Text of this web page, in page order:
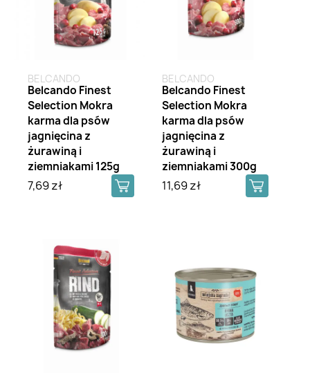
BELCANDO
Belcando Finest
Selection Mokra
karma dla psów
jagnięcina z
żurawiną i
ziemniakami 125g
7,69 zł
BELCANDO
Belcando Finest
Selection Mokra
karma dla psów
jagnięcina z
żurawiną i
ziemniakami 300g
11,69 zł